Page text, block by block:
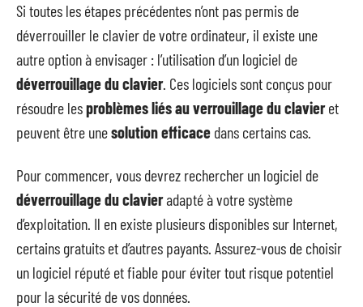
Si toutes les étapes précédentes n’ont pas permis de
déverrouiller le clavier de votre ordinateur, il existe une
autre option à envisager : l’utilisation d’un logiciel de
déverrouillage du clavier. Ces logiciels sont conçus pour
résoudre lesproblèmes liés au verrouillage du clavieret
peuvent être unesolution efficace dans certains cas.
Pour commencer, vous devrez rechercher un logiciel de
déverrouillage du clavieradapté à votre système
d’exploitation. Il en existe plusieurs disponibles sur Internet,
certains gratuits et d’autres payants. Assurez-vous de choisir
un logiciel réputé et fiable pour éviter tout risque potentiel
pour la sécurité de vos données.